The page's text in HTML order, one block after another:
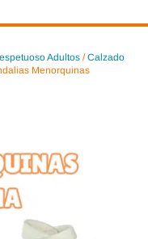
Adultos /Calzado
Menorquinas